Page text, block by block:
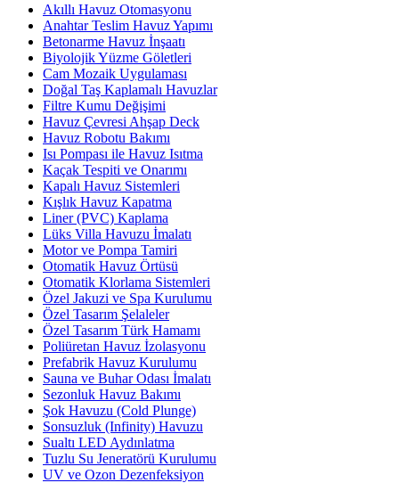
Akıllı Havuz Otomasyonu
Anahtar Teslim Havuz Yapımı
Betonarme Havuz İnşaatı
Biyolojik Yüzme Göletleri
Cam Mozaik Uygulaması
Doğal Taş Kaplamalı Havuzlar
Filtre Kumu Değişimi
Havuz Çevresi Ahşap Deck
Havuz Robotu Bakımı
Isı Pompası ile Havuz Isıtma
Kaçak Tespiti ve Onarımı
Kapalı Havuz Sistemleri
Kışlık Havuz Kapatma
Liner (PVC) Kaplama
Lüks Villa Havuzu İmalatı
Motor ve Pompa Tamiri
Otomatik Havuz Örtüsü
Otomatik Klorlama Sistemleri
Özel Jakuzi ve Spa Kurulumu
Özel Tasarım Şelaleler
Özel Tasarım Türk Hamamı
Poliüretan Havuz İzolasyonu
Prefabrik Havuz Kurulumu
Sauna ve Buhar Odası İmalatı
Sezonluk Havuz Bakımı
Şok Havuzu (Cold Plunge)
Sonsuzluk (Infinity) Havuzu
Sualtı LED Aydınlatma
Tuzlu Su Jeneratörü Kurulumu
UV ve Ozon Dezenfeksiyon